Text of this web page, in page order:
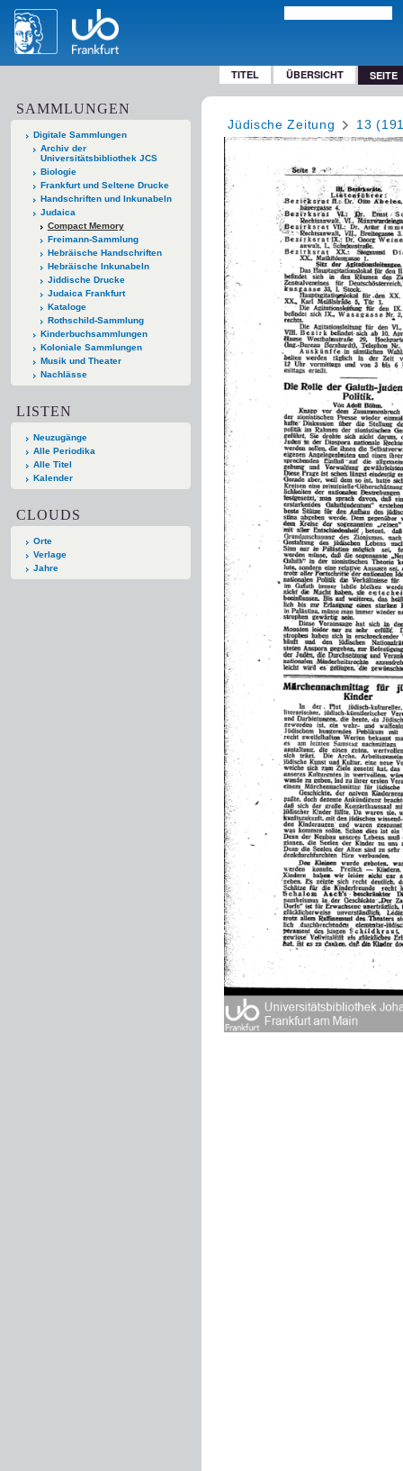
TITEL ÜBERSICHT SEITE
SAMMLUNGEN
Digitale Sammlungen
Archiv der
Universitätsbibliothek JCS
Biologie
Frankfurt und Seltene Drucke
Handschriften und Inkunabeln
Judaica
Compact Memory
Freimann-Sammlung
Hebräische Handschriften
Hebräische Inkunabeln
Jiddische Drucke
Judaica Frankfurt
Kataloge
Rothschild-Sammlung
Kinderbuchsammlungen
Koloniale Sammlungen
Musik und Theater
Nachlässe
LISTEN
Neuzugänge
Alle Periodika
Alle Titel
Kalender
CLOUDS
Orte
Verlage
Jahre
Jüdische Zeitung 13